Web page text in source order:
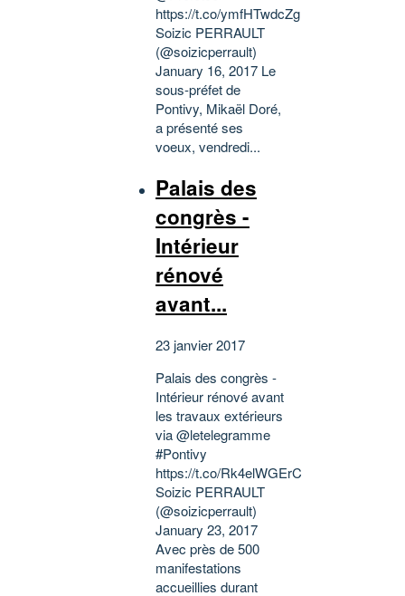
https://t.co/ymfHTwdcZg
Soizic PERRAULT
(@soizicperrault)
January 16, 2017 Le
sous-préfet de
Pontivy, Mikaël Doré,
a présenté ses
voeux, vendredi...
Palais des
congrès -
Intérieur
rénové
avant...
23 janvier 2017
Palais des congrès -
Intérieur rénové avant
les travaux extérieurs
via @letelegramme
#Pontivy
https://t.co/Rk4elWGErC
Soizic PERRAULT
(@soizicperrault)
January 23, 2017
Avec près de 500
manifestations
accueillies durant